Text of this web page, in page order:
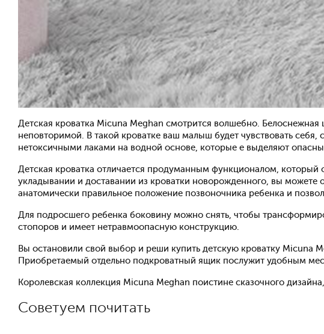
Детская кроватка Micuna Meghan смотрится волшебно.
неповторимой. В такой кроватке ваш малыш будет чувствовать
нетоксичными лаками на водной основе, которые е выделяют
Детская кроватка отличается продуманным функционалом,
укладывании и доставании из кроватки новорожденного, вы можете
анатомически правильное положение позвоночника ребенка и
Для подросшего ребенка боковину можно снять, чтобы
стопоров и имеет нетравмоопасную конструкцию.
Вы остановили свой выбор и реши купить детскую кроватку Micuna
Приобретаемый отдельно подкроватный ящик послужит удобным
Королевская коллекция Micuna Meghan поистине сказочного
Советуем почитать